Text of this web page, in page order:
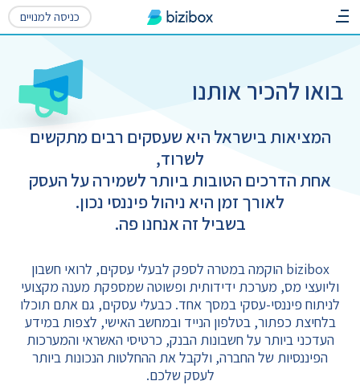
כניסה למנויים
בואו להכיר אותנו
המציאות בישראל היא שעסקים רבים מתקשים
לשרוד,
אחת הדרכים הטובות ביותר לשמירה על העסק
לאורך זמן היא ניהול פיננסי נכון.
בשביל זה אנחנו פה.
bizibox הוקמה במטרה לספק לבעלי עסקים, לרואי חשבון
וליועצי מס, מערכת ידידותית ופשוטה שמספקת מענה מקצועי
לניתוח פיננסי-עסקי במסך אחד. כבעלי עסקים, גם אתם תוכלו
בלחיצת כפתור, בטלפון הנייד ובמחשב האישי, לצפות במידע
העדכני ביותר על חשבונות הבנק, כרטיסי האשראי והמערכות
הפיננסיות של החברה, ולקבל את ההחלטות הנכונות ביותר
לעסק שלכם.